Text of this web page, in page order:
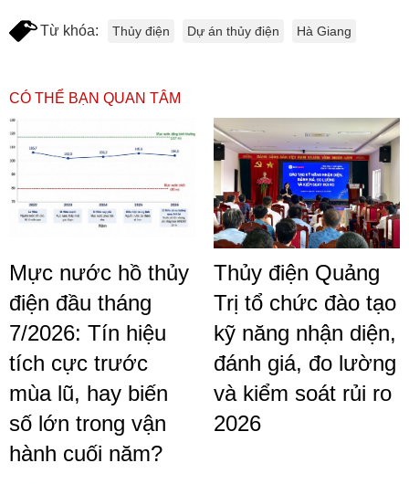
Từ khóa: Thủy điện Dự án thủy điện Hà Giang
CÓ THỂ BẠN QUAN TÂM
Mực nước hồ thủy
điện đầu tháng
7/2026: Tín hiệu
tích cực trước
mùa lũ, hay biến
số lớn trong vận
hành cuối năm?
Thủy điện Quảng
Trị tổ chức đào tạo
kỹ năng nhận diện,
đánh giá, đo lường
và kiểm soát rủi ro
2026